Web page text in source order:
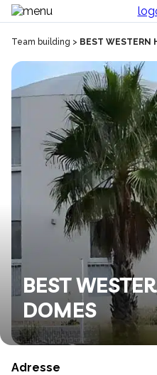
Team building > BEST WESTERN
BEST
DOMES
Adresse